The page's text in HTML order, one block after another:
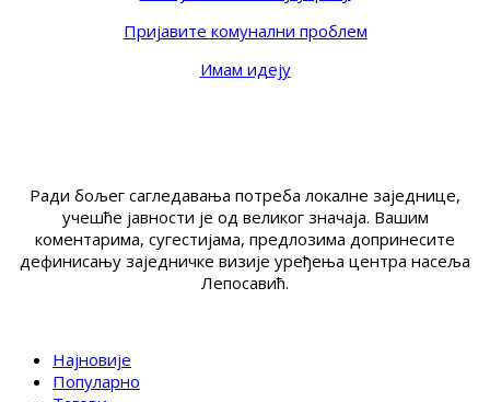
Пријавите комунални проблем
Имам идеју
Ради бољег сагледавања потреба локалне заједнице,
учешће јавности је од великог значаја. Вашим
коментарима, сугестијама, предлозима допринесите
дефинисању заједничке визије уређења центра насеља
Лепосавић.
Најновије
Популарно